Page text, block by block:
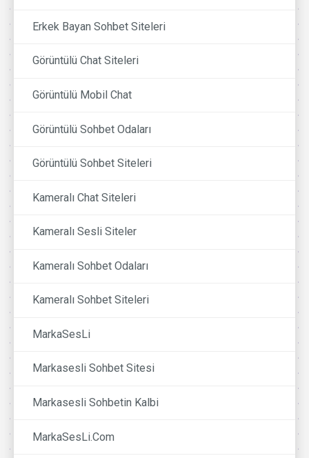
Erkek Bayan Sohbet Siteleri
Görüntülü Chat Siteleri
Görüntülü Mobil Chat
Görüntülü Sohbet Odaları
Görüntülü Sohbet Siteleri
Kameralı Chat Siteleri
Kameralı Sesli Siteler
Kameralı Sohbet Odaları
Kameralı Sohbet Siteleri
MarkaSesLi
Markasesli Sohbet Sitesi
Markasesli Sohbetin Kalbi
MarkaSesLi.Com